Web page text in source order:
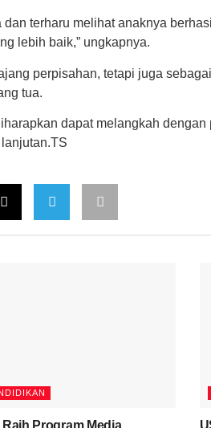
terharu melihat anaknya
lebih baik,” ungkapnya.
perpisahan, tetapi juga
tua.
dapat melangkah
Raih Program Media